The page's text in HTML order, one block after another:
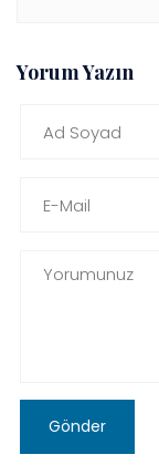
Yorum Yazın
Gönder